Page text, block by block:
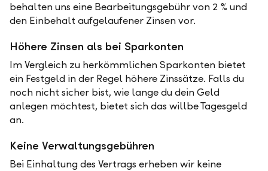
behalten uns eine Bearbeitungsgebühr von 2 % und
den Einbehalt aufgelaufener Zinsen vor.
Höhere Zinsen als bei Sparkonten
Im Vergleich zu herkömmlichen Sparkonten bietet
ein Festgeld in der Regel höhere Zinssätze. Falls du
noch nicht sicher bist, wie lange du dein Geld
anlegen möchtest, bietet sich das willbe Tagesgeld
an.
Keine Verwaltungsgebühren
Bei Einhaltung des Vertrags erheben wir keine